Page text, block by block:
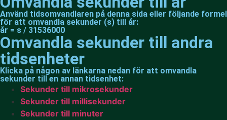
Använd tidsomvandlaren på denna sida eller följande formel
för att omvandla sekunder (s) till år:
år = s / 31536000
Omvandla sekunder till andra
tidsenheter
Klicka på någon av länkarna nedan för att omvandla
sekunder till en annan tidsenhet:
Sekunder till mikrosekunder
Sekunder till millisekunder
Sekunder till minuter